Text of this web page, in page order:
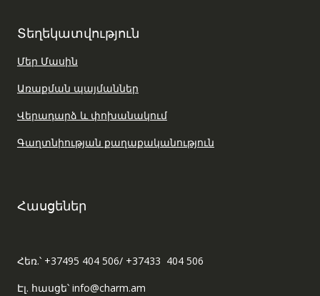
Տեղեկատվություն
Մեր Մասին
Առաքման պայմաններ
Վերադարձ և փոխանակում
Գաղտնիության քաղաքականություն
Հասցեներ
Հեռ.՝ +37495 404 506/ +37433 404 506
Էլ. հասցե՝ info@charm.am